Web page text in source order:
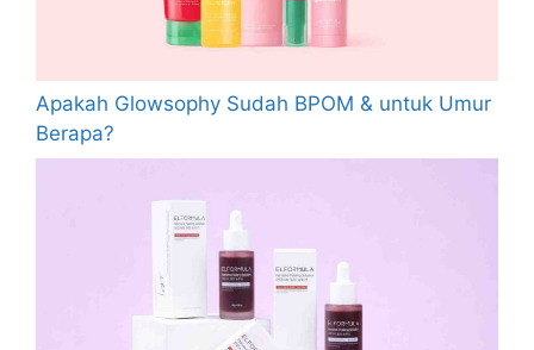
Apakah Glowsophy Sudah BPOM & untuk Umur
Berapa?